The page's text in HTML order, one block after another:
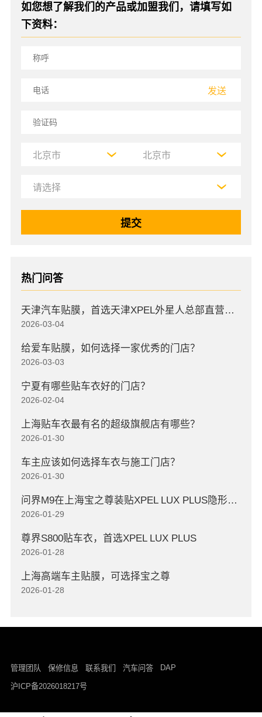
如您想了解我们的产品或加盟我们，请填写如
下资料：
发送
热门问答
天津汽车贴膜，首选天津XPEL外星人总部直营店，高口碑店
2026-03-04
给爱车贴膜，如何选择一家优秀的门店？
2026-03-03
宁夏有哪些贴车衣好的门店？
2026-02-04
上海贴车衣最有名的超级旗舰店有哪些？
2026-01-30
车主应该如何选择车衣与施工门店？
2026-01-30
问界M9在上海宝之尊装贴XPEL LUX PLUS隐形车衣
2026-01-29
尊界S800贴车衣，首选XPEL LUX PLUS
2026-01-28
上海高端车主贴膜，可选择宝之尊
2026-01-28
管理团队 保修信息 联系我们 汽车问答 DAP
沪ICP备2026018217号